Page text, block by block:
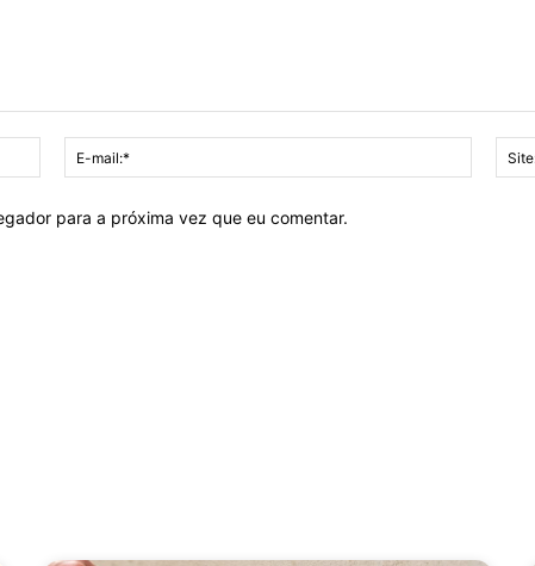
Nome:*
mail:*
para a próxima vez que eu comentar.